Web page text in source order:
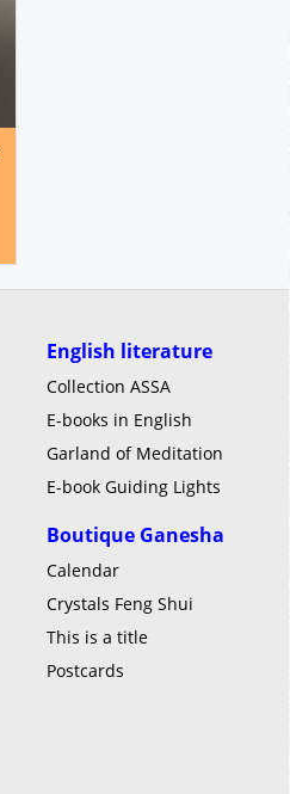
English literature
Collection ASSA
E-books in English
Garland of Meditation
E-book Guiding Lights
Boutique Ganesha
Calendar
Crystals Feng Shui
This is a title
Postcards